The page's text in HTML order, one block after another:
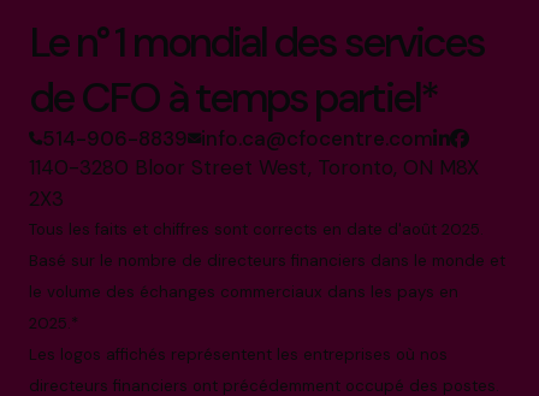
Le n° 1 mondial des services
de CFO à temps partiel*
514-906-8839 info.ca@cfocentre.com
1140-3280 Bloor Street West, Toronto, ON M8X
2X3
Tous les faits et chiffres sont corrects en date d'août 2025.
Basé sur le nombre de directeurs financiers dans le monde et
le volume des échanges commerciaux dans les pays en
2025.*
Les logos affichés représentent les entreprises où nos
directeurs financiers ont précédemment occupé des postes.